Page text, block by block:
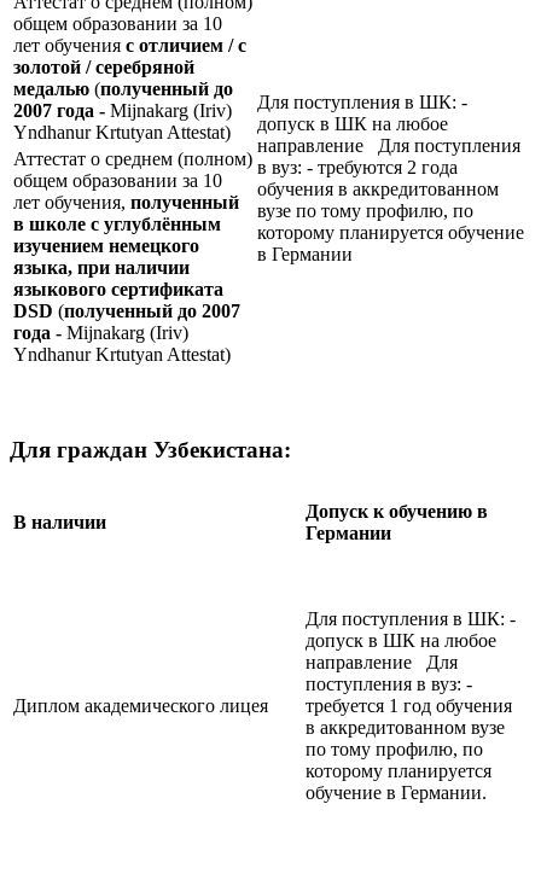
общем образовании за 10
лет обучения с отличием / с
золотой / серебряной
медалью (полученный до
2007 года - Mijnakarg (Iriv)
Yndhanur Krtutyan Attestat)
Для поступления в ШК: -
допуск в ШК на любое
направление Для поступления
в вуз: - требуются 2 года
обучения в аккредитованном
вузе по тому профилю, по
которому планируется обучение
в Германии
Аттестат о среднем (полном)
общем образовании за 10
лет обучения, полученный
в школе с углублённым
изучением немецкого
языка, при наличии
языкового сертификата
DSD (полученный до 2007
года - Mijnakarg (Iriv)
Yndhanur Krtutyan Attestat)
Для граждан Узбекистана:
В наличии
Допуск к обучению в
Германии
Диплом академического лицея
Для поступления в ШК: -
допуск в ШК на любое
направление Для
поступления в вуз: -
требуется 1 год обучения
в аккредитованном вузе
по тому профилю, по
которому планируется
обучение в Германии.